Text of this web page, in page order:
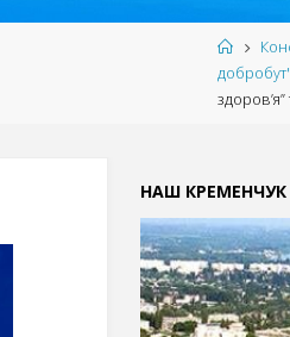
Home
добробут"
НАШ КРЕМЕНЧУК